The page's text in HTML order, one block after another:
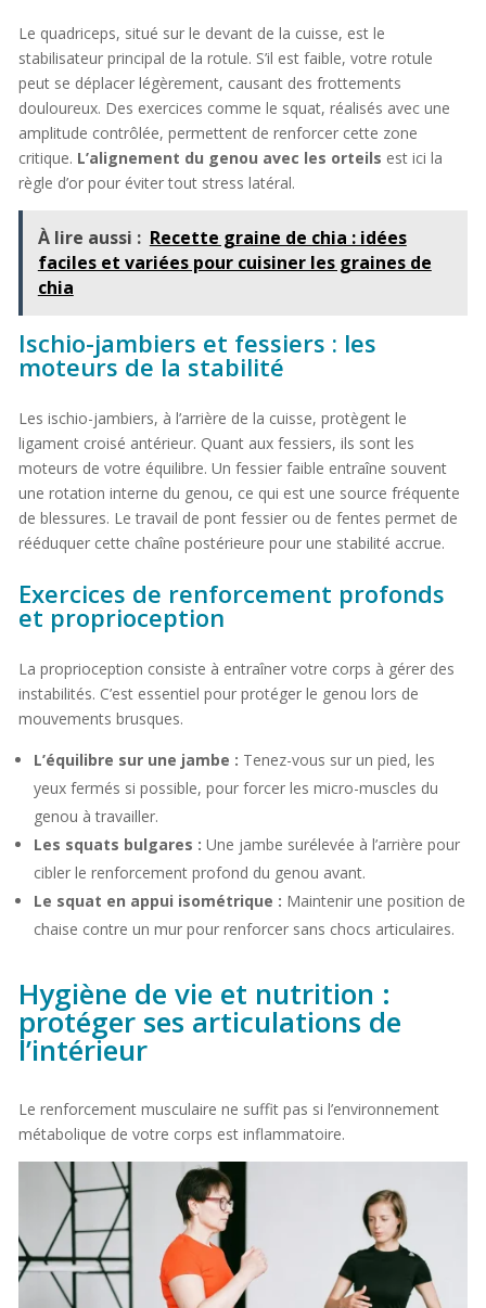
Le quadriceps, situé sur le devant de la cuisse, est le
stabilisateur principal de la rotule. S’il est faible, votre rotule
peut se déplacer légèrement, causant des frottements
douloureux. Des exercices comme le squat, réalisés avec une
amplitude contrôlée, permettent de renforcer cette zone
critique. L’alignement du genou avec les orteils est ici la
règle d’or pour éviter tout stress latéral.
À lire aussi : Recette graine de chia : idées
faciles et variées pour cuisiner les graines de
chia
Ischio-jambiers et fessiers : les
moteurs de la stabilité
Les ischio-jambiers, à l’arrière de la cuisse, protègent le
ligament croisé antérieur. Quant aux fessiers, ils sont les
moteurs de votre équilibre. Un fessier faible entraîne souvent
une rotation interne du genou, ce qui est une source fréquente
de blessures. Le travail de pont fessier ou de fentes permet de
rééduquer cette chaîne postérieure pour une stabilité accrue.
Exercices de renforcement profonds
et proprioception
La proprioception consiste à entraîner votre corps à gérer des
instabilités. C’est essentiel pour protéger le genou lors de
mouvements brusques.
L’équilibre sur une jambe : Tenez-vous sur un pied, les
yeux fermés si possible, pour forcer les micro-muscles du
genou à travailler.
Les squats bulgares : Une jambe surélevée à l’arrière pour
cibler le renforcement profond du genou avant.
Le squat en appui isométrique : Maintenir une position de
chaise contre un mur pour renforcer sans chocs articulaires.
Hygiène de vie et nutrition :
protéger ses articulations de
l’intérieur
Le renforcement musculaire ne suffit pas si l’environnement
métabolique de votre corps est inflammatoire.